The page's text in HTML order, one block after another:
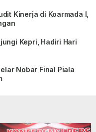
Kinerja di Koarmada I,
Kepri, Hadiri Hari
Nobar Final Piala